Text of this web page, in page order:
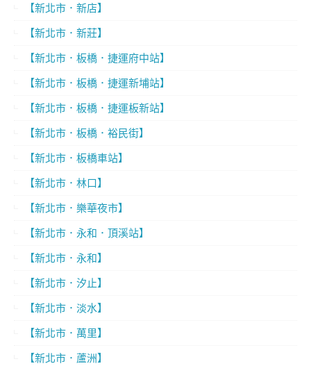
【新北市．新店】
【新北市．新莊】
【新北市．板橋．捷運府中站】
【新北市．板橋．捷運新埔站】
【新北市．板橋．捷運板新站】
【新北市．板橋．裕民街】
【新北市．板橋車站】
【新北市．林口】
【新北市．樂華夜市】
【新北市．永和．頂溪站】
【新北市．永和】
【新北市．汐止】
【新北市．淡水】
【新北市．萬里】
【新北市．蘆洲】